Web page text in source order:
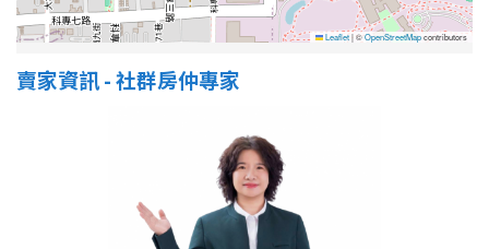
4房 5房以上
10-20 年
Leaflet|©OpenStreetMapcontributors
賣家資訊 - 社群房仲專家